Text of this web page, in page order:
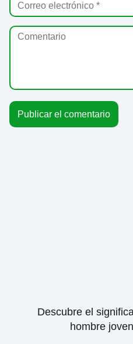
Descubre el
hombre